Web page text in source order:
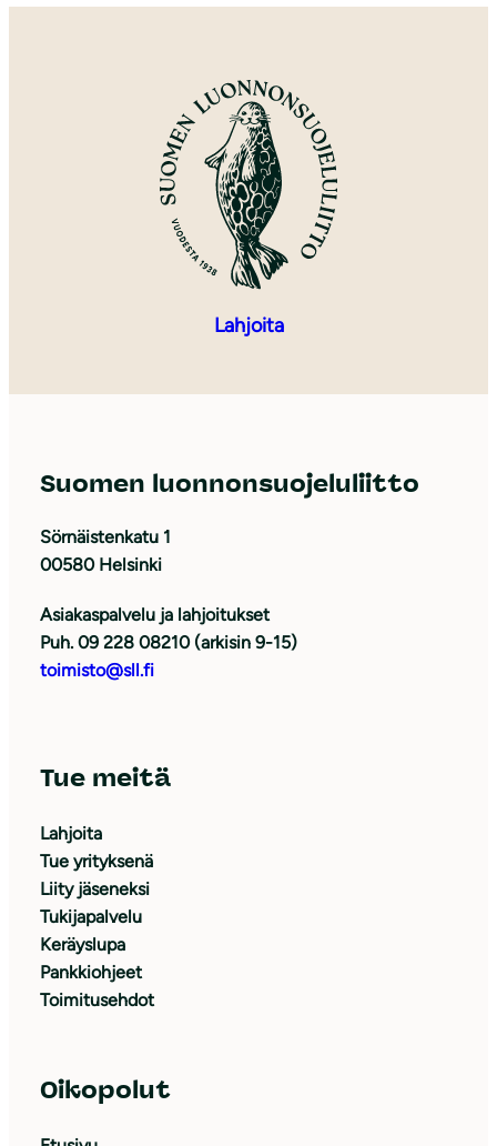
Lahjoita
Suomen luonnonsuojeluliitto
Sörnäistenkatu 1
00580 Helsinki
Asiakaspalvelu ja lahjoitukset
Puh. 09 228 08210 (arkisin 9-15)
toimisto@sll.fi
Tue meitä
Lahjoita
Tue yrityksenä
Liity jäseneksi
Tukijapalvelu
Keräyslupa
Pankkiohjeet
Toimitusehdot
Oikopolut